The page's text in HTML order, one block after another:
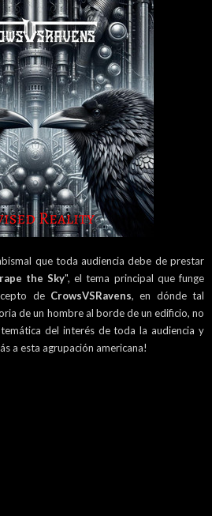
que toda audiencia debe de prestar
the Sky", el tema principal que funge
de CrowsVSRavens, en dónde tal
de un hombre al borde de un edificio, no
del interés de toda la audiencia y
a esta agrupación americana!